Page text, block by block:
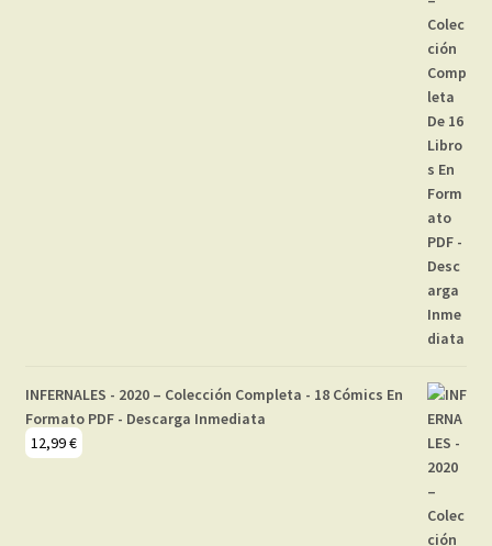
INFERNALES - 2020 – Colección Completa - 18 Cómics En
Formato PDF - Descarga Inmediata
12,99€